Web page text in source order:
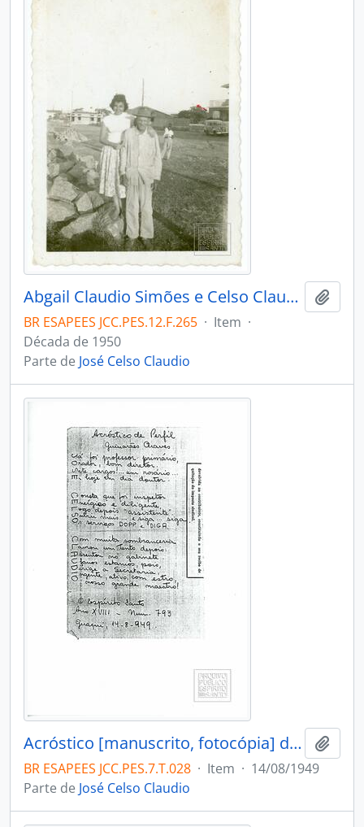
Abgail Claudio Simões e Celso Claudio de Freitas Rosa (pai de José Celso Claudio)
BR ESAPEES JCC.PES.12.F.265 · Item ·
Década de 1950
Parte de José Celso Claudio
Acróstico [manuscrito, fotocópia] dedicado a José Celso Claudio. “Já foi professor primário. Orador, bom diretor. Sete cargos!...um rosário...É hoje em dia bom doutor. Consta que foi inspetor. Enérgico e diligente, Logo depois assistente. Subir mais...e siga... siga Os serviços DOPP e DIGA. Com muita sombranceria. Lavrou um tento depois. Assentou no gabinete. Ufano estamos, pois, Dirige a Secretaria, Ingente, ativo, com estro, o nosso grande maestro!” O Espírito Santo. Ano VXIII - num.793. Guaçuí, 14-8-949. Guaçuí.
BR ESAPEES JCC.PES.7.T.028 · Item · 14/08/1949
Parte de José Celso Claudio